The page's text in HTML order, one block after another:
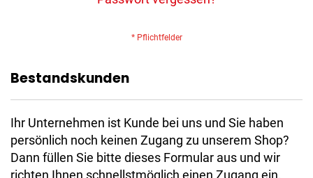
Bestandskunden
Ihr Unternehmen ist Kunde bei uns und Sie haben
persönlich noch keinen Zugang zu unserem Shop?
Dann füllen Sie bitte dieses Formular aus und wir
richten Ihnen schnellstmöglich einen Zugang ein.